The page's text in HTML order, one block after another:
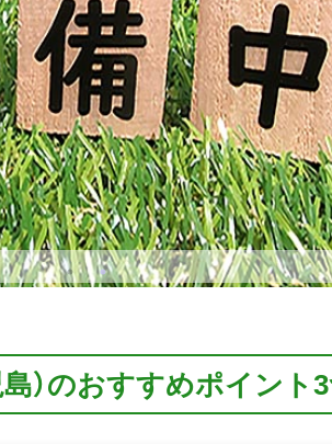
）のおすすめポイント